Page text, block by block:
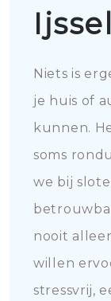
Niets is
je huis of
kunnen.
soms
we bij
nooit
willen
stressvrij,